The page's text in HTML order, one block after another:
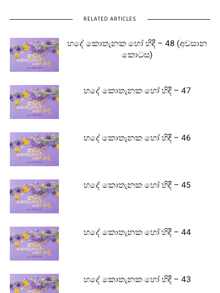
RELATED ARTICLES
හදේ කොතැනක හෝ හිඳී – 48 (අවසාන
කොටස)
හදේ කොතැනක හෝ හිඳී – 47
හදේ කොතැනක හෝ හිඳී – 46
හදේ කොතැනක හෝ හිඳී – 45
හදේ කොතැනක හෝ හිඳී – 44
හදේ කොතැනක හෝ හිඳී – 43